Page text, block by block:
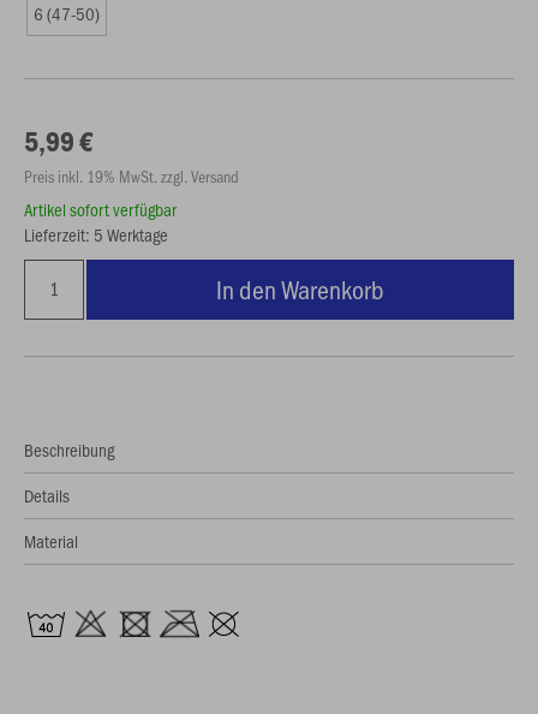
6 (47-50)
5,99 €
Preis inkl. 19% MwSt. zzgl. Versand
Artikel sofort verfügbar
Lieferzeit: 5 Werktage
In den Warenkorb
Beschreibung
Details
Material